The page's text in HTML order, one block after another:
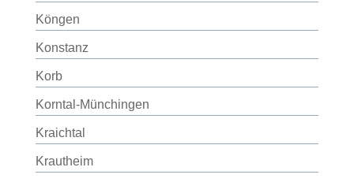
Köngen
Konstanz
Korb
Korntal-Münchingen
Kraichtal
Krautheim